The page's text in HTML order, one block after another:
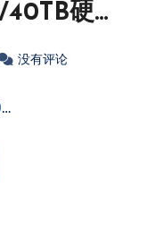
40TB硬
带
约/迈阿
没有评论